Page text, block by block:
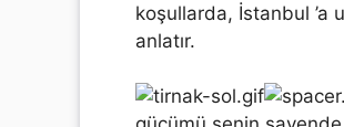
koşullarda, İstanbul ’a
anlatır.